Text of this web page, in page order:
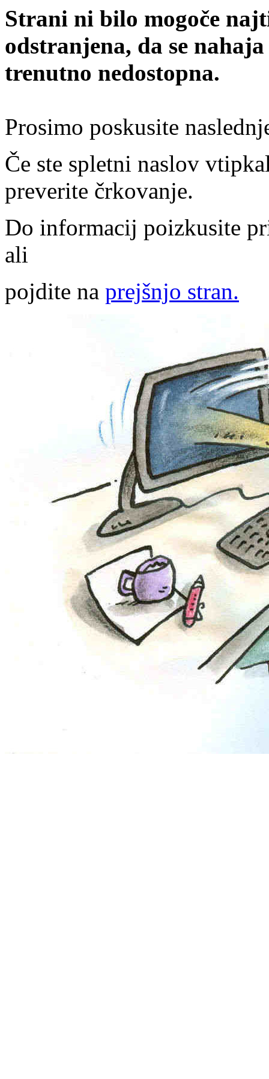
Strani ni bilo mogoče
odstranjena, da se
trenutno nedostopna.
Prosimo poskusite
Če ste spletni naslov
preverite črkovanje.
Do informacij poizkusite
ali
pojdite na prejšnjo stran.